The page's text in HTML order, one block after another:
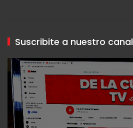
Suscribite a nuestro canal